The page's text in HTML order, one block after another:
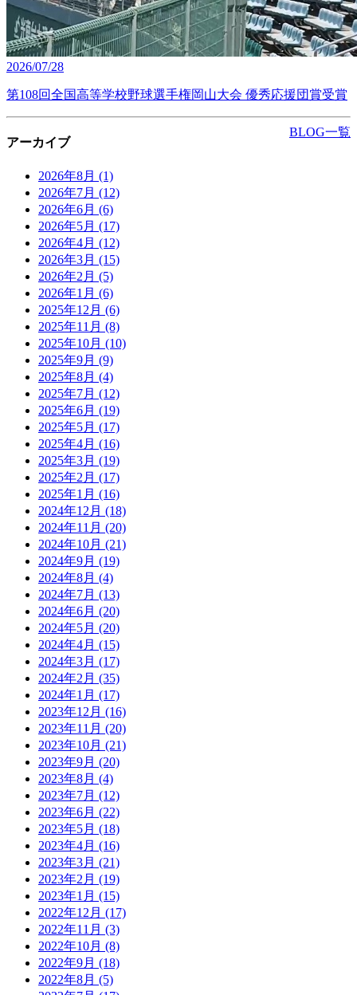
2026/07/28
第108回全国高等学校野球選手権岡山大会 優秀応援団賞受賞
BLOG一覧
アーカイブ
2026年8月 (1)
2026年7月 (12)
2026年6月 (6)
2026年5月 (17)
2026年4月 (12)
2026年3月 (15)
2026年2月 (5)
2026年1月 (6)
2025年12月 (6)
2025年11月 (8)
2025年10月 (10)
2025年9月 (9)
2025年8月 (4)
2025年7月 (12)
2025年6月 (19)
2025年5月 (17)
2025年4月 (16)
2025年3月 (19)
2025年2月 (17)
2025年1月 (16)
2024年12月 (18)
2024年11月 (20)
2024年10月 (21)
2024年9月 (19)
2024年8月 (4)
2024年7月 (13)
2024年6月 (20)
2024年5月 (20)
2024年4月 (15)
2024年3月 (17)
2024年2月 (35)
2024年1月 (17)
2023年12月 (16)
2023年11月 (20)
2023年10月 (21)
2023年9月 (20)
2023年8月 (4)
2023年7月 (12)
2023年6月 (22)
2023年5月 (18)
2023年4月 (16)
2023年3月 (21)
2023年2月 (19)
2023年1月 (15)
2022年12月 (17)
2022年11月 (3)
2022年10月 (8)
2022年9月 (18)
2022年8月 (5)